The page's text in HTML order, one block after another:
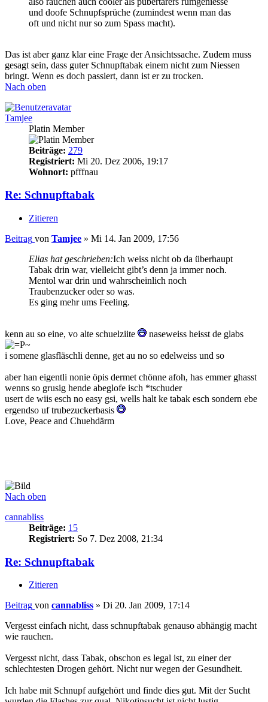
und doofe Schnupfsprüche (zumindest wenn man das
oft und nicht nur so zum Spass macht).
Das ist aber ganz klar eine Frage der Ansichtssache. Zudem muss
gesagt sein, dass guter Schnupftabak einem nicht zum Niessen
bringt. Wenn es doch passiert, dann ist er zu trocken.
Nach oben
Tamjee
Platin Member
Beiträge: 279
Registriert: Mi 20. Dez 2006, 19:17
Wohnort: pfffnau
Re: Schnupftabak
Zitieren
Beitrag von Tamjee » Mi 14. Jan 2009, 17:56
Elias hat geschrieben:Ich weiss nicht ob da überhaupt
Tabak drin war, vielleicht gibt’s denn ja immer noch.
Mentol war drin und wahrscheinlich noch
Traubenzucker oder so was.
Es ging mehr ums Feeling.
kenn au so eine, vo alte schuelziite naseweiss heisst de glabs
i somene glasfläschli denne, get au no so edelweiss und so
aber han eigentli nonie öpis dermet chönne afoh, has emmer ghasst
wenns so grusig hende abeglofe isch *tschuder
usert de wiis esch no easy gsi, wells halt ke tabak esch sondern ebe
ergendso uf trubezuckerbasis
Love, Peace and Chuehdärm
Nach oben
cannabliss
Beiträge: 15
Registriert: So 7. Dez 2008, 21:34
Re: Schnupftabak
Zitieren
Beitrag von cannabliss » Di 20. Jan 2009, 17:14
Vergesst einfach nicht, dass schnupftabak genauso abhängig macht
wie rauchen.
Vergesst nicht, dass Tabak, obschon es legal ist, zu einer der
schlechtesten Drogen gehört. Nicht nur wegen der Gesundheit.
Ich habe mit Schnupf aufgehört und finde dies gut. Mit der Sucht